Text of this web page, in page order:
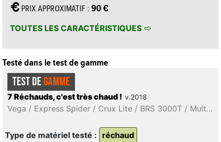
PRIX APPROXIMATIF : 90 €
TOUTES LES CARACTÉRISTIQUES
Testé dans le test de gamme
TEST DEGAMME
7 Réchauds, c'est très chaud ! v.2018
Vega / Express Spider / Crux Lite / BRS 3000T / Multifuel / Polaris Optifuel / Omnilite Ti
Type de matériel testé : réchaud